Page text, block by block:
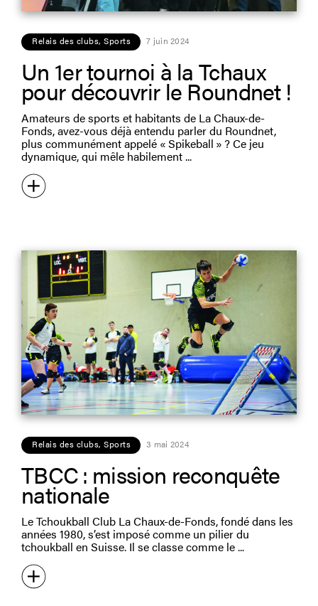
Relais des clubs, Sports 7 juin 2024
Un 1er tournoi à la Tchaux
pour découvrir le Roundnet !
Amateurs de sports et habitants de La Chaux-de-
Fonds, avez-vous déjà entendu parler du Roundnet,
plus communément appelé « Spikeball » ? Ce jeu
dynamique, qui mêle habilement
Relais des clubs, Sports 3 mai 2024
TBCC : mission reconquête
nationale
Le Tchoukball Club La Chaux-de-Fonds, fondé dans les
années 1980, s’est imposé comme un pilier du
tchoukball en Suisse. Il se classe comme le